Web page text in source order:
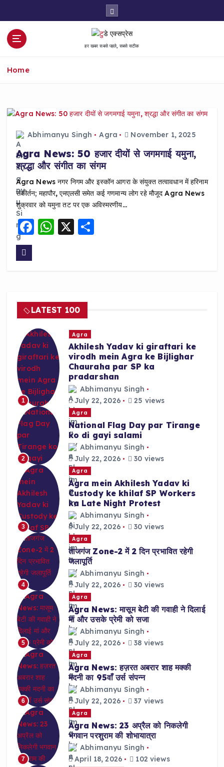
हर खबर सबसे पहले, सबसे सटीक
Home
Abhimanyu Singh Agra November 1, 2025
Agra News: 50 हजार दीयों से जगमगाई यमुना,
श्रद्धा और संगीत का संगम
Agra News नगर निगम और इस्कॉन आगरा के संयुक्त तत्वावधान में हरिनाम
संकीर्तन; महापौर, एमएलसी समेत कई गणमान्य लोग रहे मौजूद Agra News
शुक्रवार को यमुना तट पर एक अविस्मरणीय…
F
o
o
k
W
p
p
X S
LATEST 100
1
Agra
Akhilesh Yadav ki giraftari ke
virodh mein Agra ke Bijlighar
Chauraha par SP ka
pradarshan
Abhimanyu Singh
July 22, 2026
25 views
2
Agra
National Flag Day par Tirange
ko di gayi salami
Abhimanyu Singh
July 22, 2026
30 views
3
Agra
Agra mein Akhilesh Yadav ki
Custody ke khilaf SP Workers
ka Late Night Protest
Abhimanyu Singh
July 22, 2026
30 views
4
Agra
ताजगंज Zone-2 में 2 दिन प्रभावित रहेगी
जलापूर्ति
Abhimanyu Singh
July 22, 2026
30 views
5
Agra
Agra News: मासूम बेटी की गवाही ने दिलाई
मां और उसके प्रेमी को सजा
Abhimanyu Singh
July 22, 2026
38 views
6
Agra
Agra News: हज़रत अबरार शाह मक्की
मदनी का 95वाँ उर्स संपन्न
Abhimanyu Singh
July 22, 2026
37 views
7
Agra
Agra News: 23 अप्रैल को निकलेगी
भगवान परशुराम की शोभायात्रा
Abhimanyu Singh
April 18, 2026
102 views